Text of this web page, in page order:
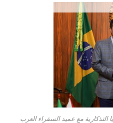
التذكارية مع عميد السفراء العرب